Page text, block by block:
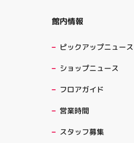
館内情報
ピックアップニュース
ショップニュース
フロアガイド
営業時間
スタッフ募集